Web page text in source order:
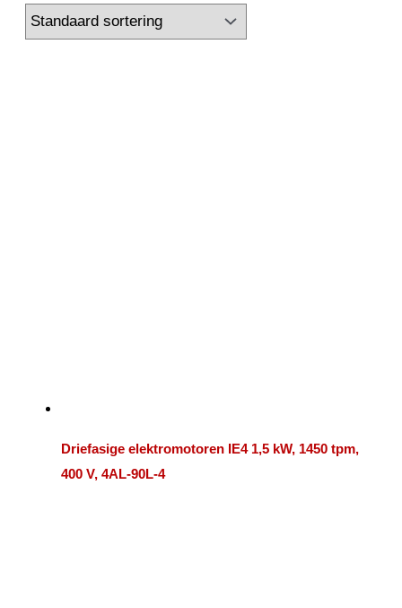
Driefasige elektromotoren IE4 1,5 kW, 1450 tpm,
400 V, 4AL-90L-4